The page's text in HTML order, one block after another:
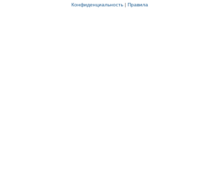
Конфиденциальность| Правила